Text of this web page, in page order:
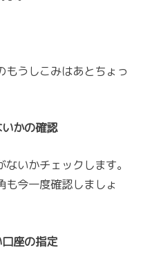
もうしこみはあとちょっ
かの確認
いかチェックします。
も今一度確認しましょ
座の指定